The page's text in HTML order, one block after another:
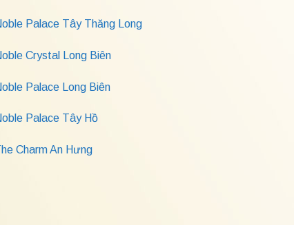
Palace Tây Thăng Long
Crystal Long Biên
Palace Long Biên
Palace Tây Hồ
Charm An Hưng